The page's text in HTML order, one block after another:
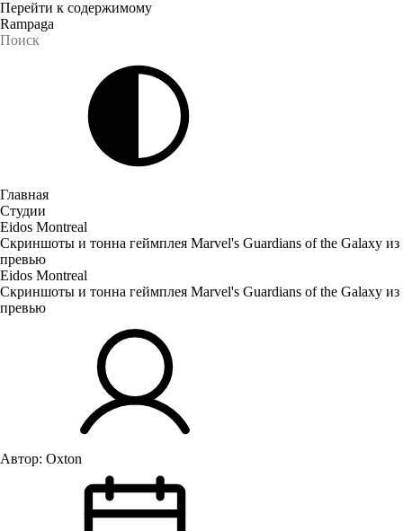
Перейти к содержимому
Rampaga
Главная
Студии
Eidos Montreal
Скриншоты и тонна геймплея Marvel's Guardians of the Galaxy из
превью
Eidos Montreal
Скриншоты и тонна геймплея Marvel's Guardians of the Galaxy из
превью
Автор: Oxton